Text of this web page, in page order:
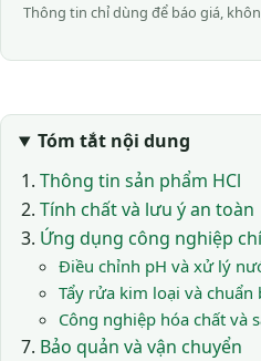
Tóm tắt nội dung
Thông tin sản phẩm HCl
Tính chất và lưu ý an toàn
Ứng dụng công nghiệp
Điều chỉnh pH và xử lý
Tẩy rửa kim loại và chuẩn
Công nghiệp hóa chất và
Bảo quản và vận chuyển
Thông tin chỉ dùng để báo giá,